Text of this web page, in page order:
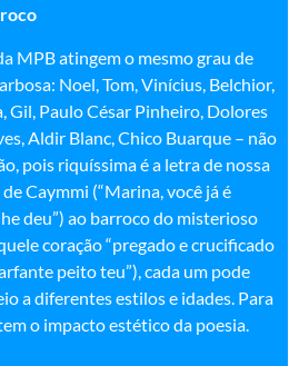
MPB atingem o mesmo grau de
Noel, Tom, Vinícius, Belchior,
Paulo César Pinheiro, Dolores
Aldir Blanc, Chico Buarque – não
pois riquíssima é a letra de nossa
Caymmi (“Marina, você já é
deu”) ao barroco do misterioso
coração “pregado e crucificado
peito teu”), cada um pode
a diferentes estilos e idades. Para
o impacto estético da poesia.